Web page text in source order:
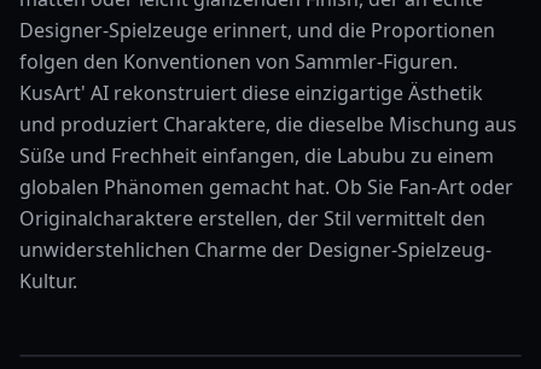
Designer-Spielzeuge erinnert, und die Proportionen
folgen den Konventionen von Sammler-Figuren.
KusArt' AI rekonstruiert diese einzigartige Ästhetik
und produziert Charaktere, die dieselbe Mischung aus
Süße und Frechheit einfangen, die Labubu zu einem
globalen Phänomen gemacht hat. Ob Sie Fan-Art oder
Originalcharaktere erstellen, der Stil vermittelt den
unwiderstehlichen Charme der Designer-Spielzeug-
Kultur.